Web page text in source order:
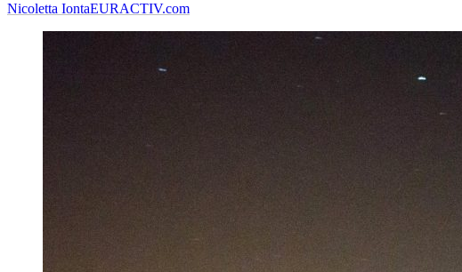
Nicoletta IontaEURACTIV.com